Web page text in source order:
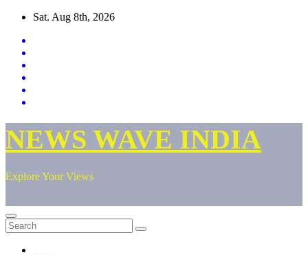
Skip
content
Sat. Aug 8th, 2026
NEWS WAVE INDIA
Explore Your Views